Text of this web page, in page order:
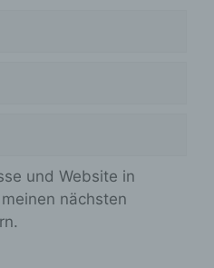
und Website in
nächsten